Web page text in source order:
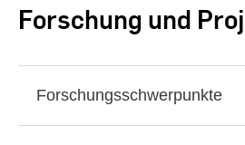
Forschung und
Forschungsschwerpunkte